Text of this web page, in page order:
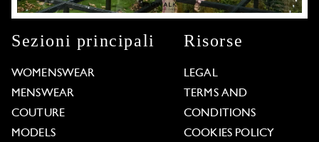
Sezioni principali
WOMENSWEAR
MENSWEAR
COUTURE
MODELS
Risorse
LEGAL
TERMS AND
CONDITIONS
COOKIES POLICY